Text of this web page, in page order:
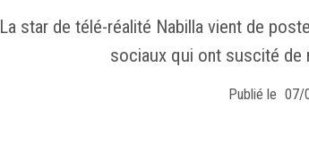
La star de télé-réalité Nabilla vient de
sociaux qui ont suscité de
Publié le 07/